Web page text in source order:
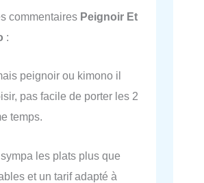
commentaires Peignoir Et
:
peignoir ou kimono il
pas facile de porter les 2
temps.
les plats plus que
et un tarif adapté à